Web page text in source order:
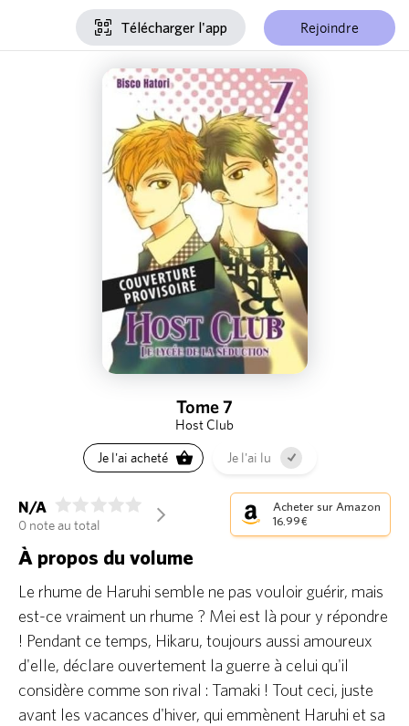
Télécharger l'app Rejoindre
Tome 7
Host Club
Je l'ai acheté Je l'ai lu
N/A
0 note au total
arrow_forward_ios
Acheter sur Amazon
16.99 €
À propos du volume
Le rhume de Haruhi semble ne pas vouloir guérir, mais
est-ce vraiment un rhume ? Mei est là pour y répondre
! Pendant ce temps, Hikaru, toujours aussi amoureux
d'elle, déclare ouvertement la guerre à celui qu'il
considère comme son rival : Tamaki ! Tout ceci, juste
avant les vacances d'hiver, qui emmènent Haruhi et sa